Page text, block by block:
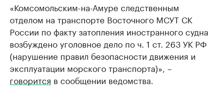
«Комсомольским-на-Амуре следственным
отделом на транспорте Восточного МСУТ СК
России по факту затопления иностранного судна
возбуждено уголовное дело по ч. 1 ст. 263 УК РФ
(нарушение правил безопасности движения и
эксплуатации морского транспорта)», –
говорится в сообщении ведомства.